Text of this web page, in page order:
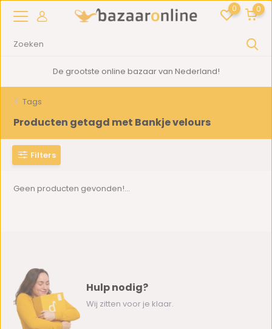
0 0
De grootste online bazaar van Nederland!
Tags
Producten getagd met Bankje velours
Filters
Geen producten gevonden!...
Hulp nodig?
Wij zitten voor je klaar.